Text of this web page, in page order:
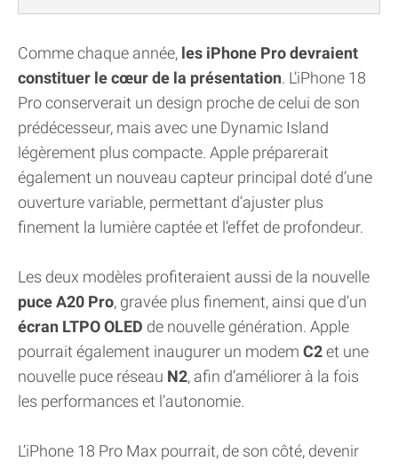
Comme chaque année, les iPhone Pro devraient
constituer le cœur de la présentation. L’iPhone 18
Pro conserverait un design proche de celui de son
prédécesseur, mais avec une Dynamic Island
légèrement plus compacte. Apple préparerait
également un nouveau capteur principal doté d’une
ouverture variable, permettant d’ajuster plus
finement la lumière captée et l’effet de profondeur.
Les deux modèles profiteraient aussi de la nouvelle
puce A20 Pro, gravée plus finement, ainsi que d’un
écran LTPO OLED de nouvelle génération. Apple
pourrait également inaugurer un modem C2et une
nouvelle puce réseau N2, afin d’améliorer à la fois
les performances et l’autonomie.
L’iPhone 18 Pro Max pourrait, de son côté, devenir